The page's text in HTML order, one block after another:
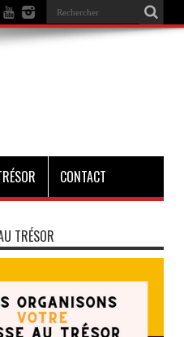
CONTACT
TRÉSOR